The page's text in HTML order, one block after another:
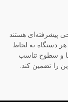
پیشرفته‌ای هستند
دستگاه به لحاظ
و سطوح تناسب
را تضمین کند.